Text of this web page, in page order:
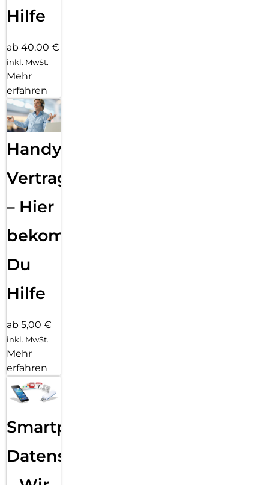
Hilfe
ab 40,00 €
inkl. MwSt.
Mehr
erfahren
Handy
Vertragsabwicklung
– Hier
bekommst
Du
Hilfe
ab 5,00 €
inkl. MwSt.
Mehr
erfahren
Smartphone
Datensicherung